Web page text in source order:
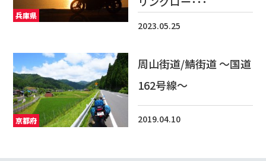
兵庫県
2023.05.25
京都府
周山街道/鯖街道 ～国道
162号線～
2019.04.10